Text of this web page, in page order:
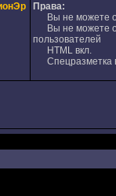
Права:
Вы не можете
Вы не можете
пользователей
HTML вкл.
Спецразметка